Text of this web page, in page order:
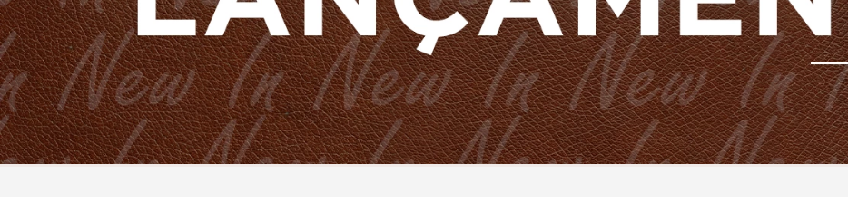
7º
verde
8º
blusa
9º
preto
10º off white